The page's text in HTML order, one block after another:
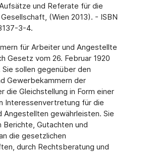
und Referate für die
(Wien 2013). - ISBN
3-4.
für Arbeiter und Angestellte
Gesetz vom 26. Februar 1920
sollen gegenüber den
Gewerbekammern der
die Gleichstellung in Form einer
Interessenvertretung für die
Angestellten gewährleisten. Sie
Berichte, Gutachten und
die gesetzlichen
durch Rechtsberatung und